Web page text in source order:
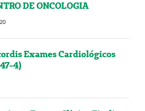
DE ONCOLOGIA
Exames Cardiológicos
4)